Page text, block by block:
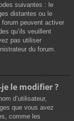
suivantes : le
distantes ou le
peuvent activer
qu’ils veuillent
pas utiliser
du forum.
le modifier ?
d’utilisateur,
que vous avez
comme les